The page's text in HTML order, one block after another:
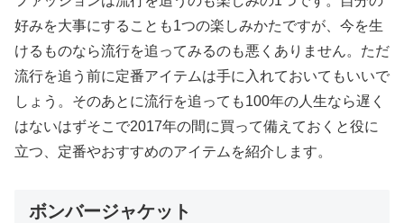
好みを大事にすることも1つの楽しみかたですが、今を生
けるものなら流行を追ってみるのも悪くありません。ただ
流行を追う前に定番アイテムは手に入れておいてもいいで
しょう。そのあとに流行を追っても100年の人生なら遅く
はないはずそこで2017年の間に買って備えておくと役に
立つ、定番やおすすめのアイテムを紹介します。
ボンバージャケット